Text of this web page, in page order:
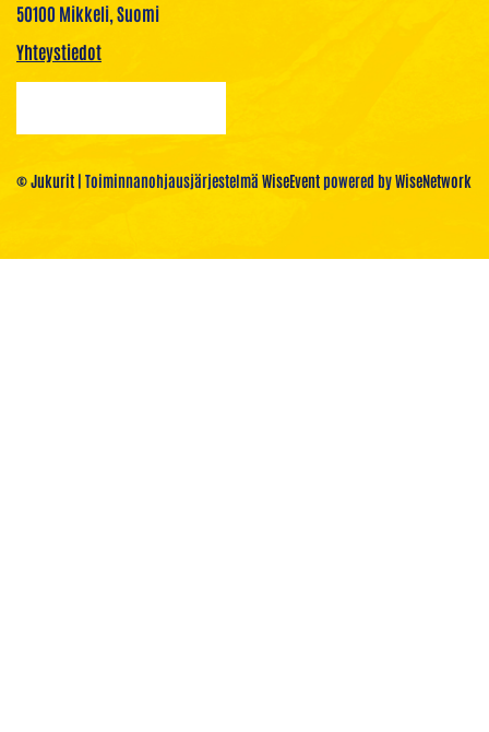
50100 Mikkeli, Suomi
Yhteystiedot
© Jukurit | Toiminnanohjausjärjestelmä WiseEventpowered byWiseNetwork